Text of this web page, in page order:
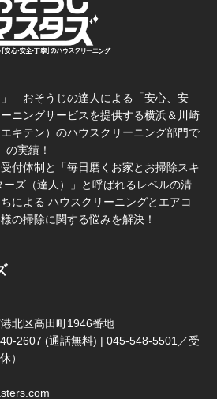
」 おそうじの達人による「安心、安
ニングサービスを提供する横浜＆川崎
キテン）のハウスクリーニング部門で
実績！
付体制と「毎日磨くお家とお掃除スキ
ズ（達人）」と呼ばれるレベルの清
による ハウスクリーニングとエアコ
の掃除に関する悩みを解決！
北区高田町1946番地
2607 (通話無料) | 045-548-5501／受
）